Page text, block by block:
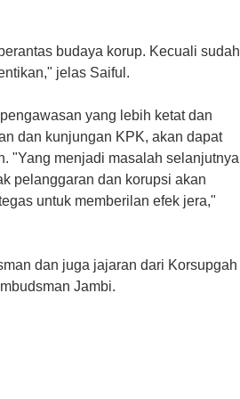
budaya korup. Kecuali sudah
jelas Saiful.
yang lebih ketat dan
dan kunjungan KPK, akan dapat
"Yang menjadi masalah selanjutnya
pelanggaran dan korupsi akan
untuk memberilan efek jera,"
dan juga jajaran dari Korsupgah
Jambi.